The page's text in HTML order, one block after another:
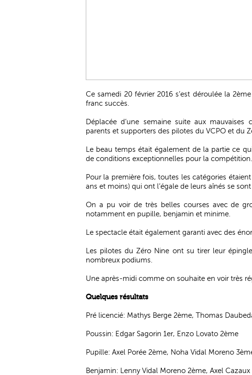
Ce samedi 20 février 2016 s’est déroulée la
franc succès.
Déplacée d’une semaine suite aux
parents et supporters des pilotes du VCPO et du
Le beau temps était également de la partie ce
de conditions exceptionnelles pour la compétition.
Pour la première fois, toutes les catégories
ans et moins) qui ont l’égale de leurs aînés se
On a pu voir de très belles courses avec de
notamment en pupille, benjamin et minime.
Le spectacle était également garanti avec des
Les pilotes du Zéro Nine ont su tirer leur
nombreux podiums.
Une après-midi comme on souhaite en voir très
Quelques résultats
Pré licencié: Mathys Berge 2ème, Thomas
Poussin: Edgar Sagorin 1er, Enzo Lovato 2ème
Pupille: Axel Porée 2ème, Noha Vidal Moreno
Benjamin: Lenny Vidal Moreno 2ème, Axel Cazaux